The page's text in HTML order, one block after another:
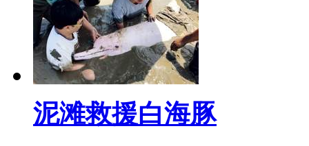
泥滩救援白海豚